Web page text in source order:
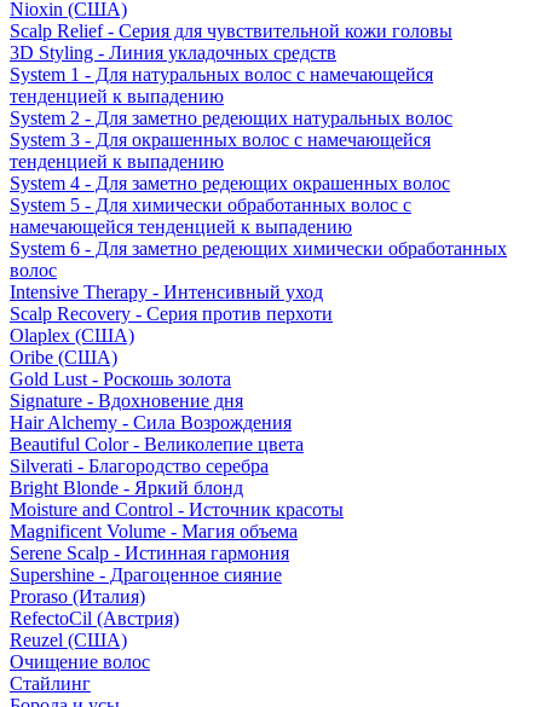
Nioxin (США)
Scalp Relief - Серия для чувствительной кожи головы
3D Styling - Линия укладочных средств
System 1 - Для натуральных волос с намечающейся
тенденцией к выпадению
System 2 - Для заметно редеющих натуральных волос
System 3 - Для окрашенных волос с намечающейся
тенденцией к выпадению
System 4 - Для заметно редеющих окрашенных волос
System 5 - Для химически обработанных волос с
намечающейся тенденцией к выпадению
System 6 - Для заметно редеющих химически обработанных
волос
Intensive Therapy - Интенсивный уход
Scalp Recovery - Серия против перхоти
Olaplex (США)
Oribe (США)
Gold Lust - Роскошь золота
Signature - Вдохновение дня
Hair Alchemy - Сила Возрождения
Beautiful Color - Великолепие цвета
Silverati - Благородство серебра
Bright Blonde - Яркий блонд
Moisture and Control - Источник красоты
Magnificent Volume - Магия объема
Serene Scalp - Истинная гармония
Supershine - Драгоценное сияние
Proraso (Италия)
RefectoCil (Австрия)
Reuzel (США)
Очищение волос
Стайлинг